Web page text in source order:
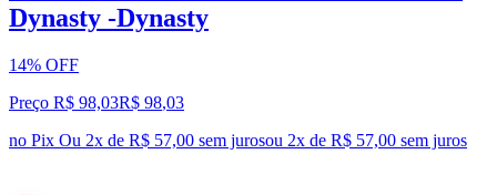
Dynasty -Dynasty
14% OFF
Preço R$ 98,03R$ 98,03
no Pix Ou 2x de R$ 57,00 sem jurosou 2x de R$ 57,00 sem juros